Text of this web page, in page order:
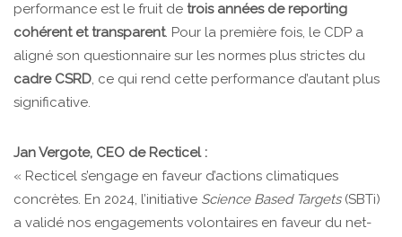
performance est le fruit de trois années de reporting
cohérent et transparent. Pour la première fois, le CDP a
aligné son questionnaire sur les normes plus strictes du
cadre CSRD, ce qui rend cette performance d’autant plus
significative.
Jan Vergote, CEO de Recticel :
« Recticel s’engage en faveur d’actions climatiques
concrètes. En 2024, l’initiative Science Based Targets(SBTi)
a validé nos engagements volontaires en faveur du net-